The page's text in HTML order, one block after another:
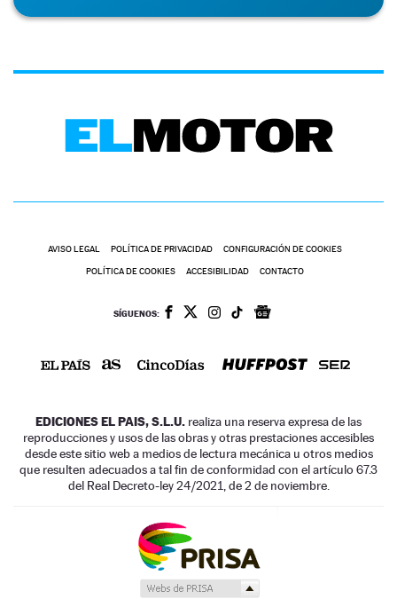
AVISO LEGAL POLÍTICA DE PRIVACIDAD CONFIGURACIÓN DE COOKIES
POLÍTICA DE COOKIES ACCESIBILIDAD CONTACTO
SÍGUENOS:
EDICIONES EL PAIS, S.L.U. realiza una reserva expresa de las
reproducciones y usos de las obras y otras prestaciones accesibles
desde este sitio web a medios de lectura mecánica u otros medios
que resulten adecuados a tal fin de conformidad con el artículo 67.3
del Real Decreto-ley 24/2021, de 2 de noviembre.